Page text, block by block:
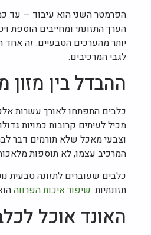
הפרמטר השני הוא עיבוד — עד
הערך התזונתי ומחייבים הוספת
יותר מהערכים הטבעיים. זה אחד
לגבי המרכיבים.
ההבדל בין
כלבים התפתחו לאורך עשרות
מכיל לעיתים קרובות כמויות
וצבעי מאכל שלא תורמים דבר
המרכיב עצמו, לא תוספות
כלבים שעוברים לתזונה טבעית
תזונתיות. שיפור איכות הפרווה
האונד אוכל